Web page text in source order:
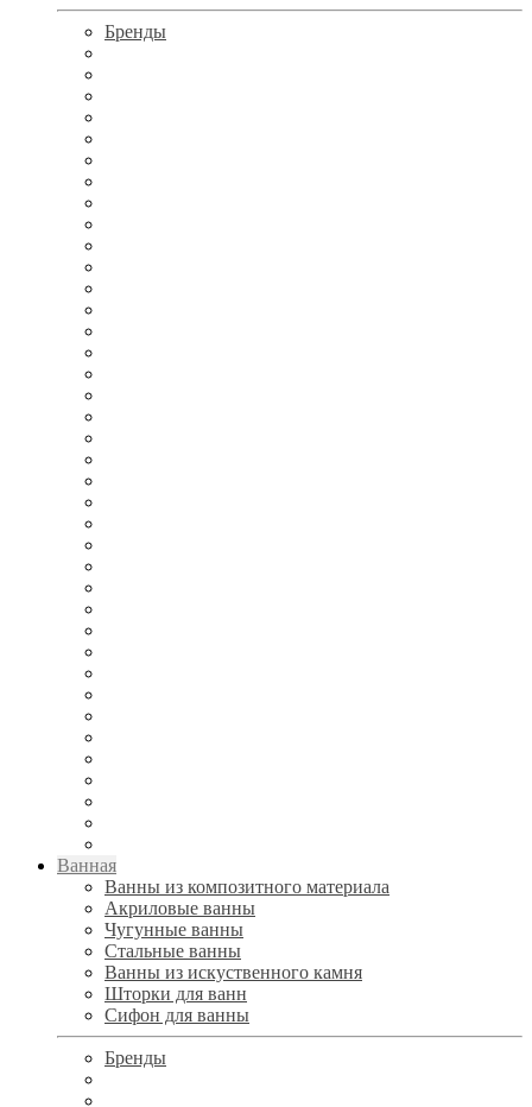
Бренды
Ванная
Ванны из композитного материала
Акриловые ванны
Чугунные ванны
Стальные ванны
Ванны из искуственного камня
Шторки для ванн
Сифон для ванны
Бренды